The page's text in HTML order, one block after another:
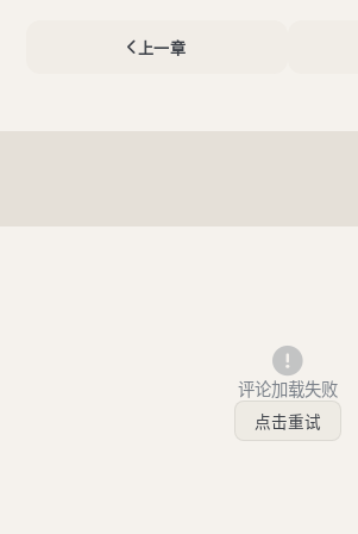
上一章
评论加载失败
点击重试